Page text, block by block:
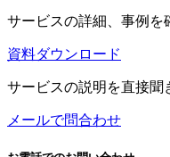
サービスの詳細、事例を
資料ダウンロード
サービスの説明を直接聞
メールで問合わせ